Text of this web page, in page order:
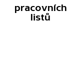
pracovních
listů